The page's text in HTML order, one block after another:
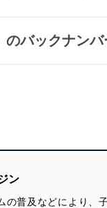
バックナン
ン
普及などにより、